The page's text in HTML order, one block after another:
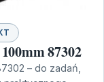
87302
– do zadań,